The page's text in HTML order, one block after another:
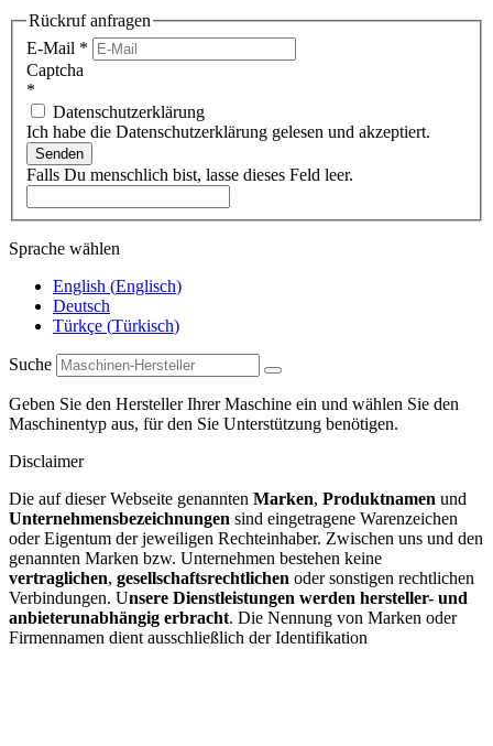
Rückruf anfragen
E-Mail *
Captcha
*
Datenschutzerklärung
Ich habe die Datenschutzerklärung gelesen und akzeptiert.
Senden
Falls Du menschlich bist, lasse dieses Feld leer.
Sprache wählen
English (Englisch)
Deutsch
Türkçe (Türkisch)
Suche
Geben Sie den Hersteller Ihrer Maschine ein und wählen Sie den
Maschinentyp aus, für den Sie Unterstützung benötigen.
Disclaimer
Die auf dieser Webseite genannten Marken, Produktnamen und
Unternehmensbezeichnungen sind eingetragene Warenzeichen
oder Eigentum der jeweiligen Rechteinhaber. Zwischen uns und den
genannten Marken bzw. Unternehmen bestehen keine
vertraglichen, gesellschaftsrechtlichen oder sonstigen rechtlichen
Verbindungen. Unsere Dienstleistungen werden hersteller- und
anbieterunabhängig erbracht. Die Nennung von Marken oder
Firmennamen dient ausschließlich der Identifikation